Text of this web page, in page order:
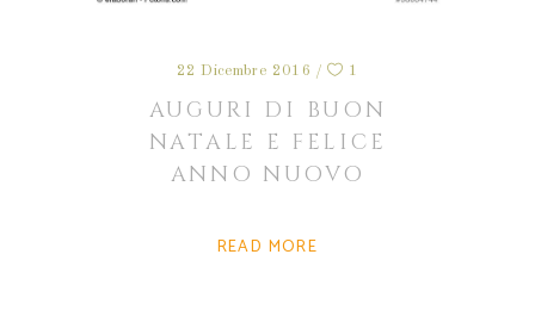
22 Dicembre 2016 1
AUGURI DI BUON
NATALE E FELICE
ANNO NUOVO
READ MORE